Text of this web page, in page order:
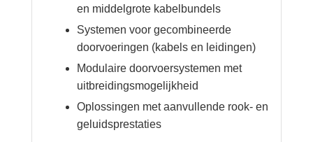
en middelgrote kabelbundels
Systemen voor gecombineerde
doorvoeringen (kabels en leidingen)
Modulaire doorvoersystemen met
uitbreidingsmogelijkheid
Oplossingen met aanvullende rook- en
geluidsprestaties